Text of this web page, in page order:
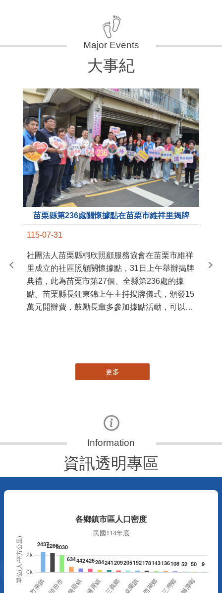
大事紀
苗栗縣第236處關懷據點在苗栗市維祥里揭牌
115-07-31
社團法人苗栗縣桐欣照顧服務協會在苗栗市維祥
里成立的社區照顧關懷據點，31日上午舉辦揭牌
典禮，此為苗栗市第27個、全縣第236處的據
點。苗栗縣長鍾東錦上午主持揭牌儀式，頒發15
萬元開辦費，鼓勵長輩多參加據點活動，可以更
苗
更多
資訊透明專區